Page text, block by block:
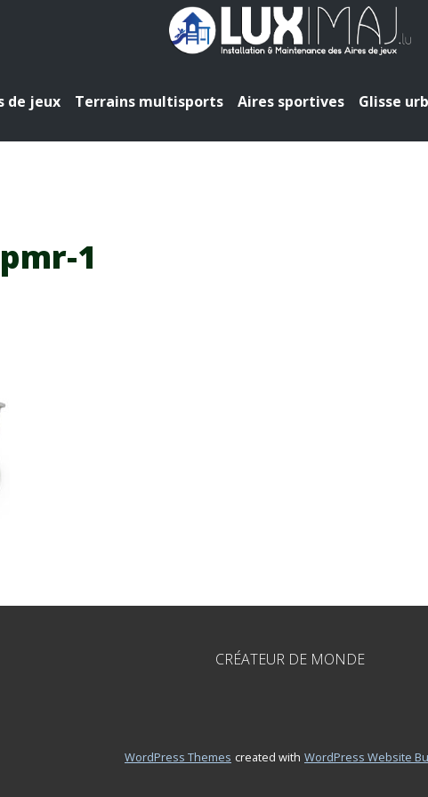
de jeux Terrains multisports Aires sportives Glisse
1
CRÉATEUR DE MONDE
WordPress Themes created with WordPress Website